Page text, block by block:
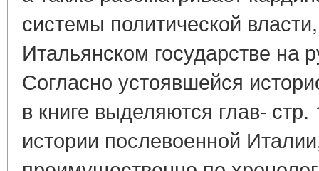
системы политической
Итальянском государстве на
Согласно устоявшейся
в книге выделяются глав-
истории послевоенной